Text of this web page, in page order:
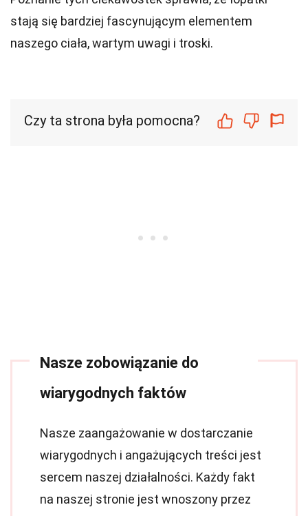
stają się bardziej fascynującym elementem
naszego ciała, wartym uwagi i troski.
Czy ta strona była pomocna?
Nasze zobowiązanie do
wiarygodnych faktów
Nasze zaangażowanie w dostarczanie
wiarygodnych i angażujących treści jest
sercem naszej działalności. Każdy fakt
na naszej stronie jest wnoszony przez